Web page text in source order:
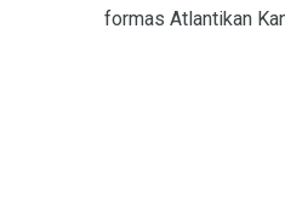
formas Atlantikan